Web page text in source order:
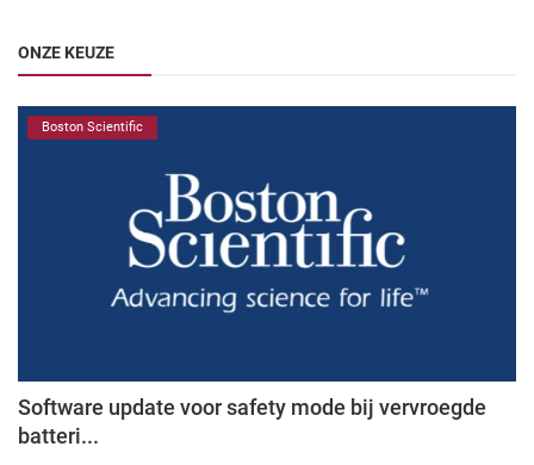
ONZE KEUZE
Boston Scientific
Software update voor safety mode bij vervroegde
batteri...